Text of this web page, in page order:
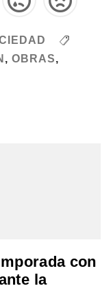
, OBRAS,
con
la